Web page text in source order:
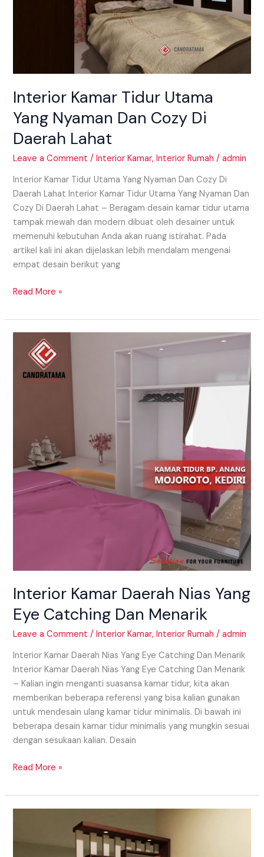
Interior Kamar Tidur Utama
Yang Nyaman Dan Cozy Di
Daerah Lahat
Leave a Comment /Interior Kamar,Interior Rumah /admin
Interior Kamar Tidur Utama Yang Nyaman Dan Cozy Di
Daerah Lahat Interior Kamar Tidur Utama Yang Nyaman Dan
Cozy Di Daerah Lahat – Beragam desain kamar tidur utama
tampak mewah dan modern dibuat oleh desainer untuk
memenuhi kebutuhan Anda akan ruang istirahat. Pada
artikel kali ini akan dijelaskan lebih mendalam mengenai
empat desain berikut yang
Read More »
Interior Kamar Daerah Nias Yang
Eye Catching Dan Menarik
Leave a Comment /Interior Kamar,Interior Rumah /admin
Interior Kamar Daerah Nias Yang Eye Catching Dan Menarik
Interior Kamar Daerah Nias Yang Eye Catching Dan Menarik
– Kalian ingin menganti suasansa kamar tidur, kita akan
memberikan beberapa referensi yang bisa kalian gunakan
untuk mendesain ulang kamar tidur minimalis. Di bawah ini
beberapa desain kamar tidur minimalis yang mungkin sesuai
dengan sesukaan kalian. Desain
Interior
Kamar
Daerah
Nias
Menarik
Read More »